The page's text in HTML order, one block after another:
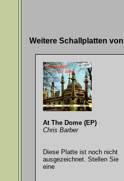
Weitere Schallplatten
At The Dome (EP)
Chris Barber
Diese Platte ist noch nicht
ausgezeichnet. Stellen Sie
eine